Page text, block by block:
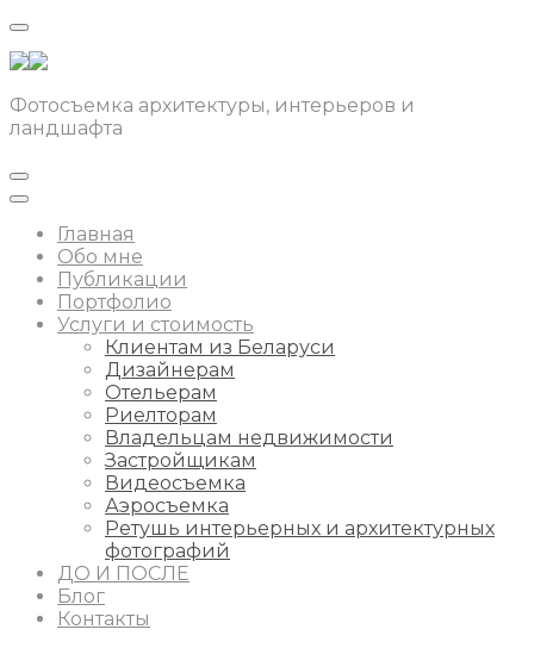
Фотосъемка архитектуры, интерьеров и
ландшафта
Главная
Обо мне
Публикации
Портфолио
Услуги и стоимость
Клиентам из Беларуси
Дизайнерам
Отельерам
Риелторам
Владельцам недвижимости
Застройщикам
Видеосъемка
Аэросъемка
Ретушь интерьерных и архитектурных
фотографий
ДО И ПОСЛЕ
Блог
Контакты